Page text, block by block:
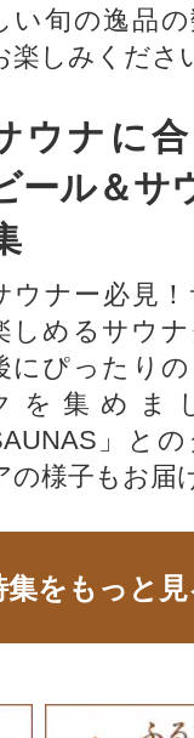
い旬の逸品
楽しみくださ
ウナに
ール＆サ
ウナー必見
しめるサウ
にぴったり
を集めま
」と
の様子もお届
集をもっと